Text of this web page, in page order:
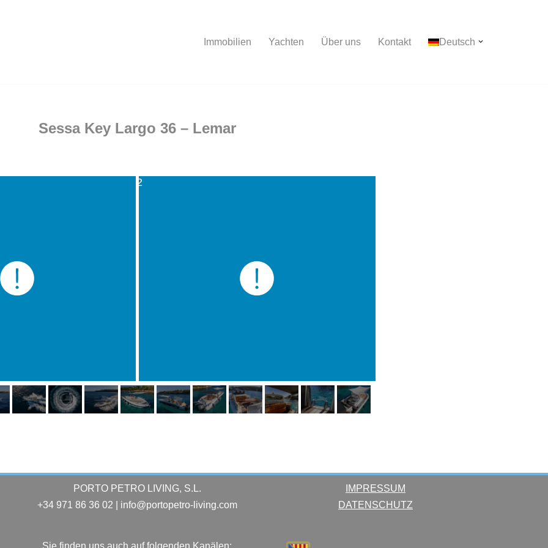
Immobilien Yachten Über uns Kontakt Deutsch
Sessa Key Largo 36 – Lemar
PORTO PETRO LIVING, S.L.
+34 971 86 36 02 | info@portopetro-living.com
Sie finden uns auch auf folgenden Kanälen:
IMPRESSUM
DATENSCHUTZ